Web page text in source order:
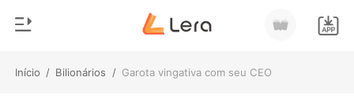
Início / Bilionários / Garota vingativa com seu CEO